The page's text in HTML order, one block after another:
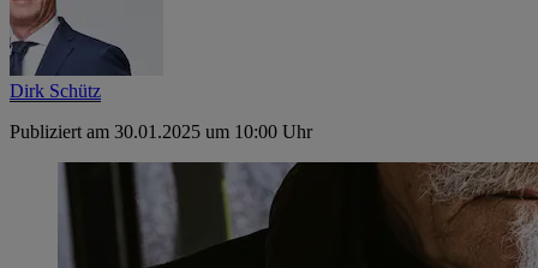
Dirk Schütz
Publiziert am 30.01.2025 um 10:00 Uhr